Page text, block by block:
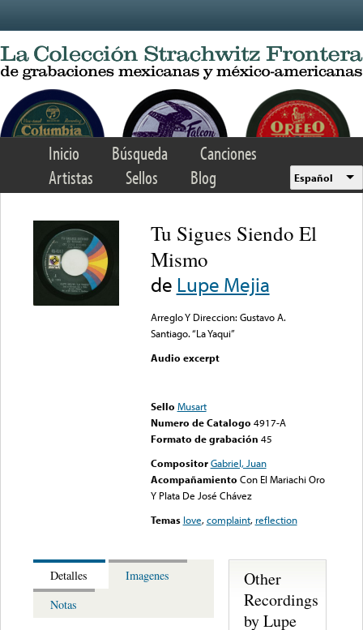
Inicio Búsqueda
Canciones
Artistas
Sellos Blog Español
Tu Sigues Siendo El
Mismo
de Lupe Mejia
Arreglo Y Direccion: Gustavo A.
Santiago. “La Yaqui”
Audio excerpt
Sello Musart
Numero de Catalogo 4917-A
Formato de grabación 45
Compositor Gabriel, Juan
Acompañamiento Con El Mariachi Oro
Y Plata De José Chávez
Temas love,complaint, reflection
Detalles
Imagenes
Notas
Other
Recordings
by Lupe